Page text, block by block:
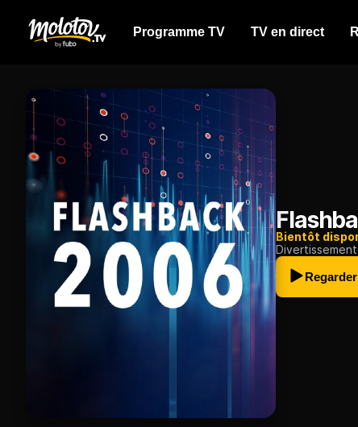
Programme TV TV en direct
Bientôt
Divertissement
Regarder